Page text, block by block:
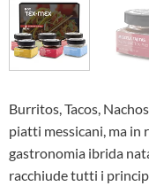
Burritos, Tacos,
piatti messicani, ma in
gastronomia ibrida
racchiude tutti i